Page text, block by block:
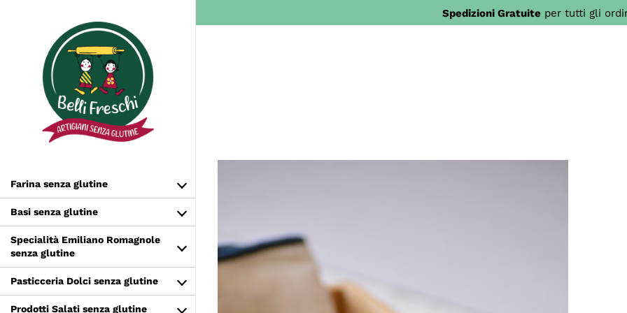
contenuto
Farina senza glutine
Basi senza glutine
Specialità Emiliano Romagnole
senza glutine
Pasticceria Dolci senza glutine
Prodotti Salati senza glutine
Spedizioni Gratuiteper tutti gli